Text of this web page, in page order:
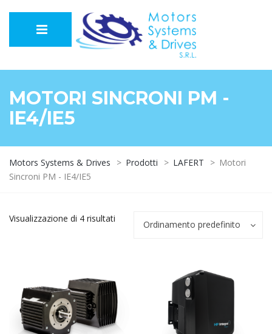
MOTORI SINCRONI PM -
IE4/IE5
Motors Systems & Drives > Prodotti > LAFERT > Motori
Sincroni PM - IE4/IE5
Visualizzazione di 4 risultati
Ordinamento predefinito